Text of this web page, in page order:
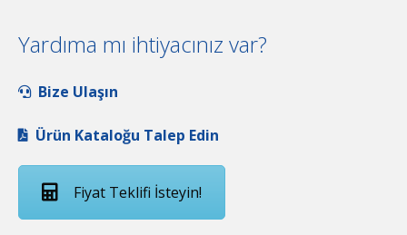
Yardıma mı ihtiyacınız var?
Bize Ulaşın
Ürün Kataloğu Talep Edin
Fiyat Teklifi İsteyin!